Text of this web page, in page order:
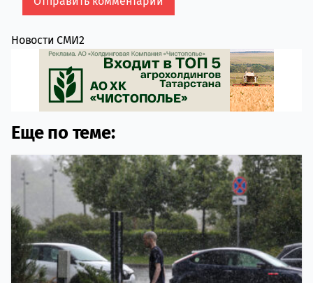
Новости СМИ2
Еще по теме: